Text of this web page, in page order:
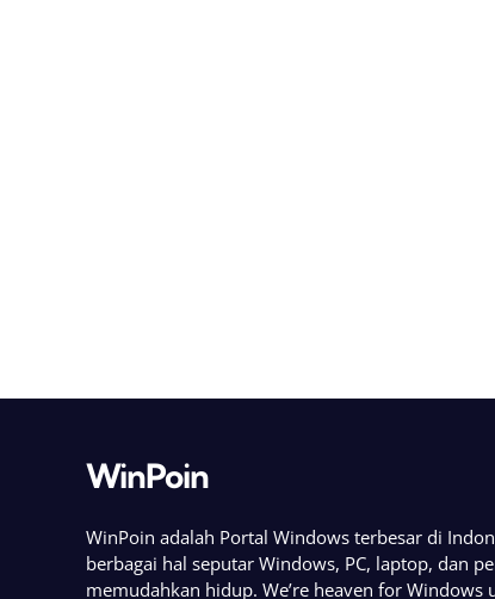
WinPoin
WinPoin adalah Portal Windows terbesar di
berbagai hal seputar Windows, PC, laptop, dan
memudahkan hidup. We’re heaven for Windows